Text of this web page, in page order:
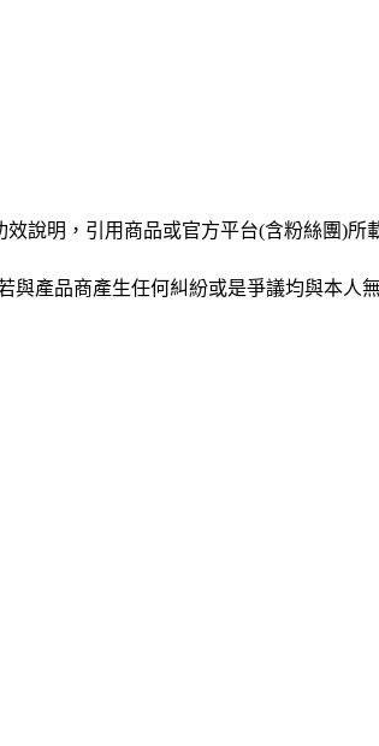
說明，引用商品或官方平台(含粉絲團)
產品商產生任何糾紛或是爭議均與本人